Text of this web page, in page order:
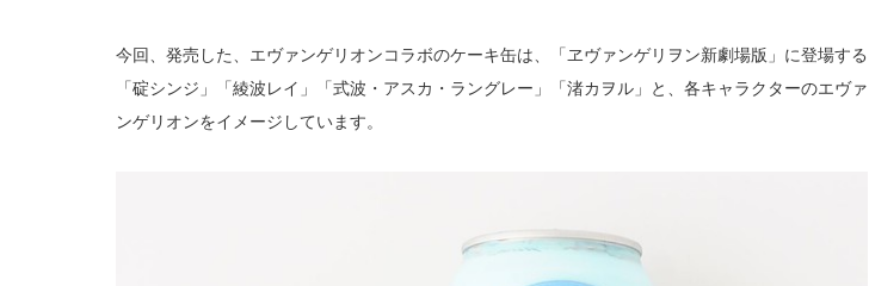
今回、発売した、エヴァンゲリオンコラボのケーキ缶は、「ヱヴァンゲリヲン新劇場版」に登場する
「碇シンジ」「綾波レイ」「式波・アスカ・ラングレー」「渚カヲル」と、各キャラクターのエヴァ
ンゲリオンをイメージしています。